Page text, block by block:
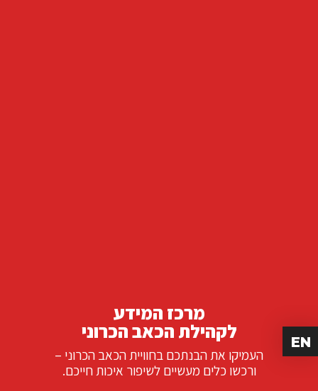
EN
מרכז המידע
לקהילת הכאב הכרוני
העמיקו את הבנתכם בחוויית הכאב הכרוני –
ורכשו כלים מעשיים לשיפור איכות חייכם.